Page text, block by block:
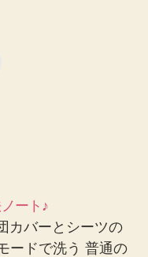
ート♪
カバーとシーツの
ードで洗う 普通の